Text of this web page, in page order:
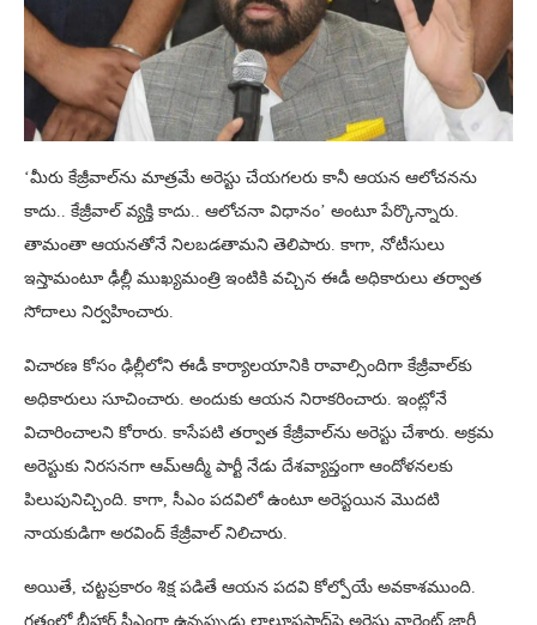
‘మీరు కేజ్రీవాల్‌ను మాత్రమే అరెస్టు చేయగలరు కానీ ఆయన ఆలోచనను
కాదు.. కేజ్రీవాల్ వ్యక్తి కాదు.. ఆలోచనా విధానం’ అంటూ పేర్కొన్నారు.
తామంతా ఆయనతోనే నిలబడతామని తెలిపారు. కాగా, నోటీసులు
ఇస్తామంటూ ఢీల్లీ ముఖ్యమంత్రి ఇంటికి వచ్చిన ఈడీ అధికారులు తర్వాత
సోదాలు నిర్వహించారు.
విచారణ కోసం ఢిల్లీలోని ఈడీ కార్యాలయానికి రావాల్సిందిగా కేజ్రీవాల్‌కు
అధికారులు సూచించారు. అందుకు ఆయన నిరాకరించారు. ఇంట్లోనే
విచారించాలని కోరారు. కాసేపటి తర్వాత కేజ్రీవాల్‌ను అరెస్టు చేశారు. అక్రమ
అరెస్టుకు నిరసనగా ఆమ్‌ఆద్మీ పార్టీ నేడు దేశవ్యాప్తంగా ఆందోళనలకు
పిలుపునిచ్చింది. కాగా, సీఎం పదవిలో ఉంటూ అరెస్టయిన మొదటి
నాయకుడిగా అరవింద్‌ కేజ్రీవాల్ నిలిచారు.
అయితే, చట్టప్రకారం శిక్ష పడితే ఆయన పదవి కోల్పోయే అవకాశముంది.
గతంలో బీహార్‌ సీఎంగా ఉన్నప్పుడు లాలూప్రసాద్‌పై అరెస్టు వారెంట్‌ జారీ